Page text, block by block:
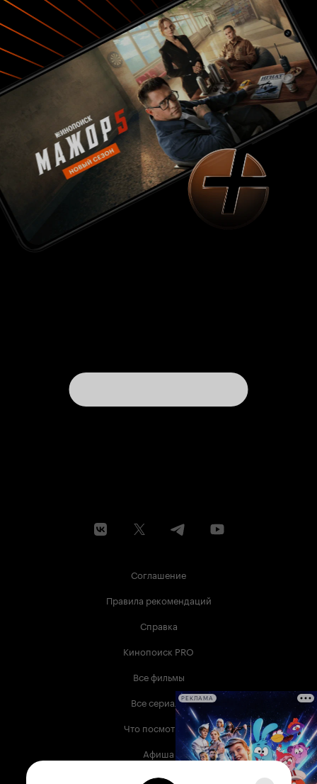
Соглашение
Правила рекомендаций
Справка
Кинопоиск PRO
Все фильмы
Все сериалы
Что посмотреть
Афиша
Музыка
РЕКЛАМА